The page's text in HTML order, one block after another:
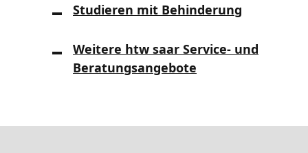
Studieren mit Behinderung
Weitere htw saar Service- und
Beratungsangebote